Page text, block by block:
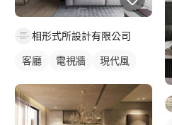
相形式所設計有限公司
客廳 電視牆 現代風